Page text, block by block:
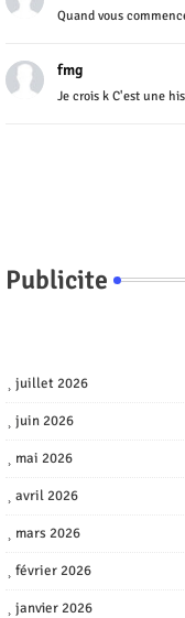
Quand vous
fmg
Je crois k C'est une
Publicite
juillet 2026
juin 2026
mai 2026
avril 2026
mars 2026
février 2026
janvier 2026